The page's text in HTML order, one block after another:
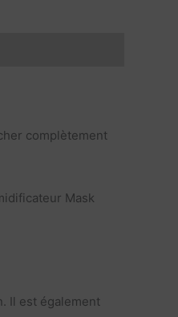
complètement
Mask
Il est également